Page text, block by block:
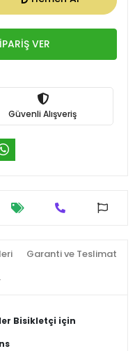
VER
Güvenli Alışveriş
Garanti ve Teslimat
Bisikletçi için